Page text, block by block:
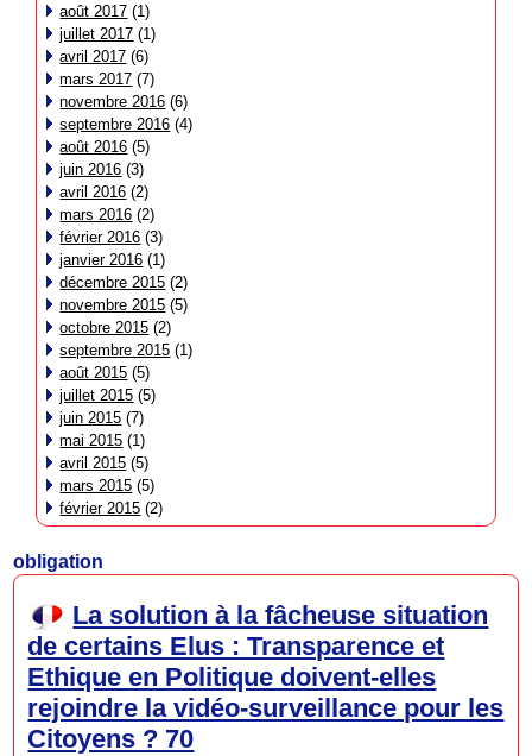
août 2017 (1)
juillet 2017 (1)
avril 2017 (6)
mars 2017 (7)
novembre 2016 (6)
septembre 2016 (4)
août 2016 (5)
juin 2016 (3)
avril 2016 (2)
mars 2016 (2)
février 2016 (3)
janvier 2016 (1)
décembre 2015 (2)
novembre 2015 (5)
octobre 2015 (2)
septembre 2015 (1)
août 2015 (5)
juillet 2015 (5)
juin 2015 (7)
mai 2015 (1)
avril 2015 (5)
mars 2015 (5)
février 2015 (2)
obligation
La solution à la fâcheuse situation
de certains Elus : Transparence et
Ethique en Politique doivent-elles
rejoindre la vidéo-surveillance pour les
Citoyens ? 70